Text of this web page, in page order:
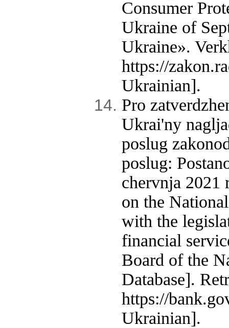
Consumer
Ukraine of
Ukraine».
https://
Ukrainian].
Pro
Ukrai'ny
poslug
poslug:
chervnja
on the
with the
financial
Board of the
Database].
https://
Ukrainian].